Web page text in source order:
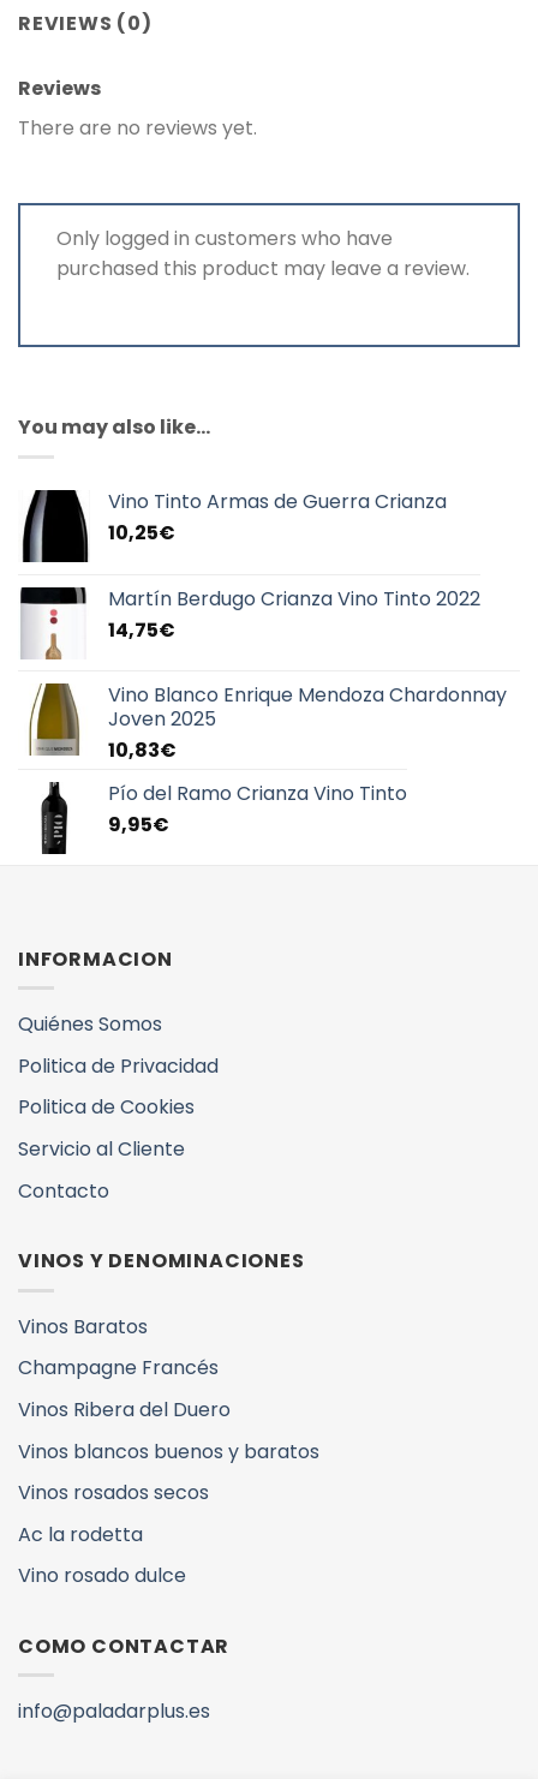
REVIEWS (0)
Reviews
There are no reviews yet.
Only logged in customers who have
purchased this product may leave a review.
You may also like…
Vino Tinto Armas de Guerra Crianza
10,25€
Martín Berdugo Crianza Vino Tinto 2022
14,75€
Vino Blanco Enrique Mendoza Chardonnay
Joven 2025
10,83€
Pío del Ramo Crianza Vino Tinto
9,95€
INFORMACION
Quiénes Somos
Politica de Privacidad
Politica de Cookies
Servicio al Cliente
Contacto
VINOS Y DENOMINACIONES
Vinos Baratos
Champagne Francés
Vinos Ribera del Duero
Vinos blancos buenos y baratos
Vinos rosados secos
Ac la rodetta
Vino rosado dulce
COMO CONTACTAR
info@paladarplus.es